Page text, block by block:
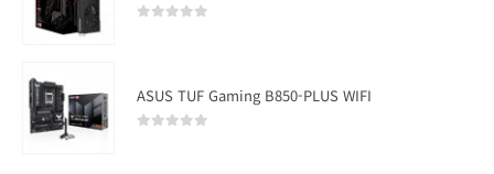
ASUS TUF Gaming B850-PLUS WIFI